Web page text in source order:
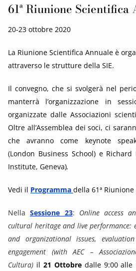
61ª Riunione Scientifica
20-23 ottobre 2020
La Riunione Scientifica Annuale è
attraverso le strutture della SIE.
Il convegno, che si svolgerà nel
manterrà l’organizzazione in
organizzate dalle Associazioni
Oltre all’Assemblea dei soci, ci
che avranno come keynote
(London Business School) e
Institute, Geneva).
Vedi il Programma della 61ª
NellaSessione 23: Online access
cultural heritage and live performance:
and organizational issues,
engagement (with AEC –
Cultura) il 21 Ottobredalle 9:00 alle